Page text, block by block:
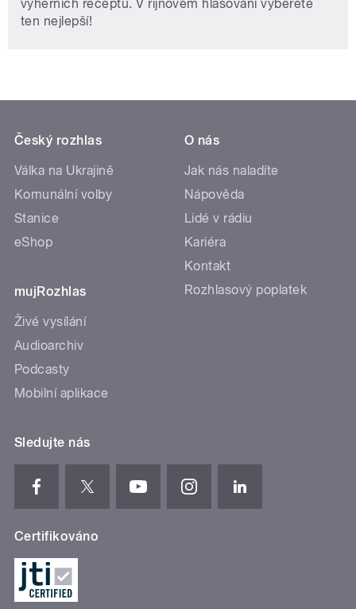
výherních receptů. V říjnovém hlasování vyberete
ten nejlepší!
Český rozhlas
Válka na Ukrajině
Komunální volby
Stanice
eShop
mujRozhlas
Živé vysílání
Audioarchiv
Podcasty
Mobilní aplikace
O nás
Jak nás naladíte
Nápověda
Lidé v rádiu
Kariéra
Kontakt
Rozhlasový poplatek
Sledujte nás
Certifikováno